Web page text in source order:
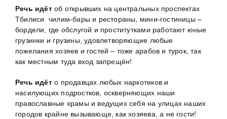
Речь идётоб открывших на центральных проспектах
Тбилиси чилим-бары и рестораны, мини-гостиницы –
бордели, где обслугой и проститутками работают юные
грузинки и грузины, удовлетворяющие любые
пожелания хозяев и гостей – тоже арабов и турок, так
как местным туда вход запрещён!
Речь идёто продавцах любых наркотиков и
насилующих подростков, оскверняющих наши
православные храмы и ведущих себя на улицах наших
городов крайне вызывающе, как хозяева, а не гости!